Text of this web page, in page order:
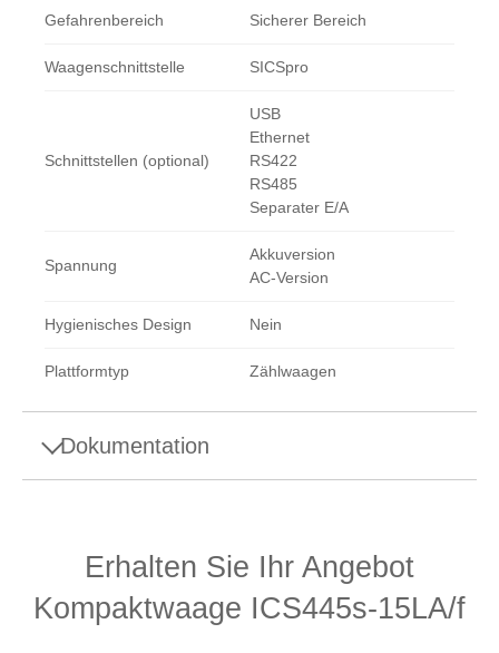
Gefahrenbereich Sicherer Bereich
Waagenschnittstelle SICSpro
Schnittstellen (optional)
USB
Ethernet
RS422
RS485
Separater E/A
Spannung
Akkuversion
AC-Version
Hygienisches Design Nein
Plattformtyp Zählwaagen
Dokumentation
ICS4_5 Kurzanleitung
Erhalten Sie Ihr Angebot
Kompaktwaage ICS445s-15LA/f